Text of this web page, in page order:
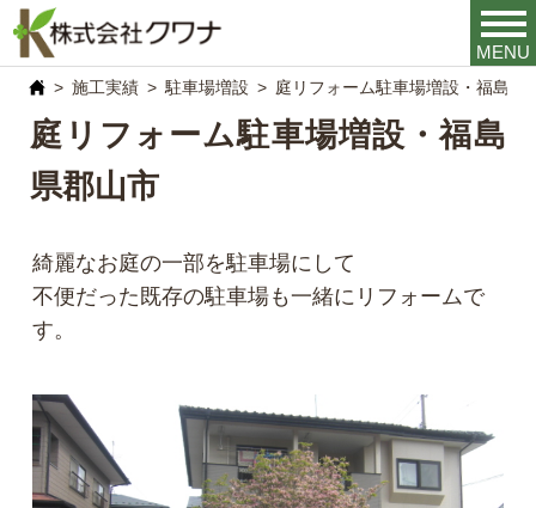
MENU
施工実績 駐車場増設 庭リフォーム駐車場増設・福島県
庭リフォーム駐車場増設・福島
県郡山市
綺麗なお庭の一部を駐車場にして
不便だった既存の駐車場も一緒にリフォームで
す。